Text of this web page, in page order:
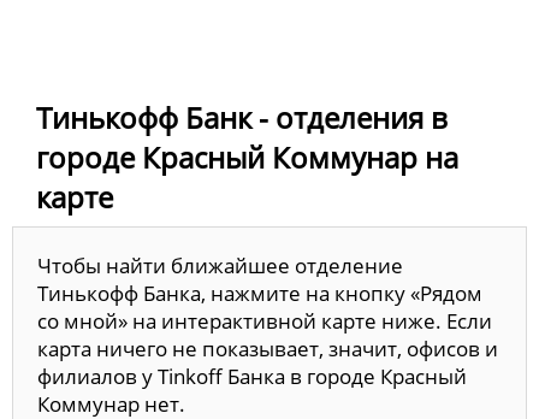
Тинькофф Банк - отделения в
городе Красный Коммунар на
карте
Чтобы найти ближайшее отделение
Тинькофф Банка, нажмите на кнопку «Рядом
со мной» на интерактивной карте ниже. Если
карта ничего не показывает, значит, офисов и
филиалов у Tinkoff Банка в городе Красный
Коммунар нет.